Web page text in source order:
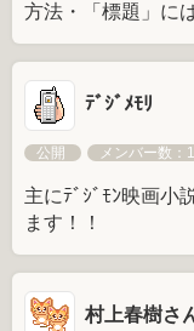
方法・「標題」に
ﾃﾞｼﾞﾒﾓﾘ
公開 メンバー数：
主にﾃﾞｼﾞﾓﾝ映画小
ます！！
村上春樹さ